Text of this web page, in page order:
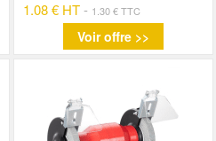
1.08 € HT- 1.30 € TTC
Voir offre >>